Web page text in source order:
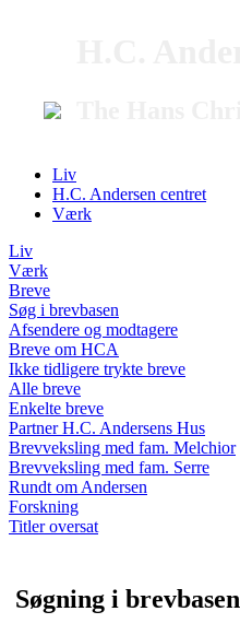
Liv
H.C. Andersen centret
Værk
Liv
Værk
Breve
Søg i brevbasen
Afsendere og modtagere
Breve om HCA
Ikke tidligere trykte breve
Alle breve
Enkelte breve
Partner H.C. Andersens Hus
Brevveksling med fam. Melchior
Brevveksling med fam. Serre
Rundt om Andersen
Forskning
Titler oversat
Søgning i brevbasen